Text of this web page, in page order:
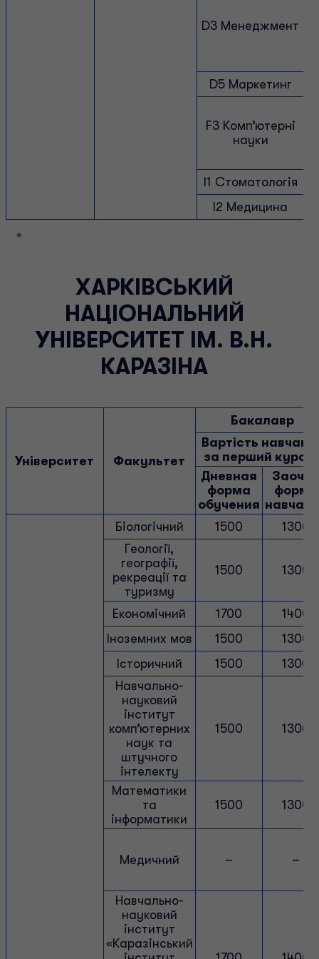
D3 Менеджмент
D5 Маркетинг
F3 Комп’ютерні
науки
I1 Стоматологія
I2 Медицина
*
ХАРКІВСЬКИЙ
НАЦІОНАЛЬНИЙ
УНІВЕРСИТЕТ ІМ. В.Н.
КАРАЗІНА
Університет Факультет
Бакалавр
Вартість
за перший курс,
Дневная
форма
обучения
форма
Біологічний
1500
1300
Геології,
географії,
рекреації та
туризму
1500 1300
Економічний 1700
1400
Іноземних мов
1500
1300
Історичний
1500
1300
Навчально-
науковий
інститут
комп’ютерних
наук та
штучного
інтелекту
1500 1300
Математики
та
інформатики
1500 1300
Медичний – –
Навчально-
науковий
інститут
«Каразінський